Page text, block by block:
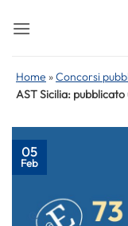
Home »Concorsi
AST Sicilia:
05
Feb